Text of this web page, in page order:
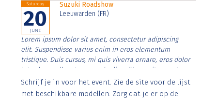
Saturday
20
JUNE
Suzuki Roadshow
Leeuwarden (FR)
Lorem ipsum dolor sit amet, consectetur adipiscing
elit. Suspendisse varius enim in eros elementum
tristique. Duis cursus, mi quis viverra ornare, eros dolor
interdum nulla, ut commodo diam libero vitae erat.
Aenean faucibus nibh et justo cursus id rutrum lorem
imperdiet. Nunc ut sem vitae risus tristique posuere.
Schrijf je in voor het event. Zie de site voor de lijst
met beschikbare modellen. Zorg dat je er op de